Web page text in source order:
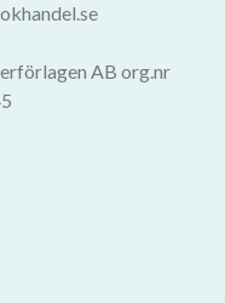
AB org.nr